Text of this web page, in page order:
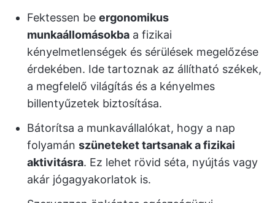
Fektessen be ergonomikus
munkaállomásokba a fizikai
kényelmetlenségek és sérülések megelőzése
érdekében. Ide tartoznak az állítható székek,
a megfelelő világítás és a kényelmes
billentyűzetek biztosítása.
Bátorítsa a munkavállalókat, hogy a nap
folyamán szüneteket tartsanak a fizikai
aktivitásra. Ez lehet rövid séta, nyújtás vagy
akár jógagyakorlatok is.